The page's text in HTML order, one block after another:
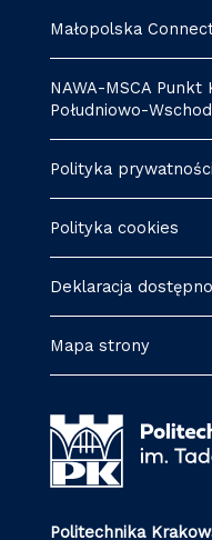
Małopolska
NAWA-MSCA
Południowo-
Polityka prywatności
Polityka cookies
Deklaracja
Mapa strony
Politechnika